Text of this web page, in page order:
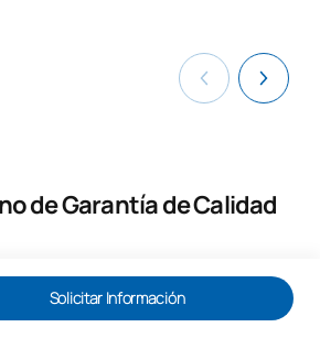
de Garantía de Calidad
Solicitar Información